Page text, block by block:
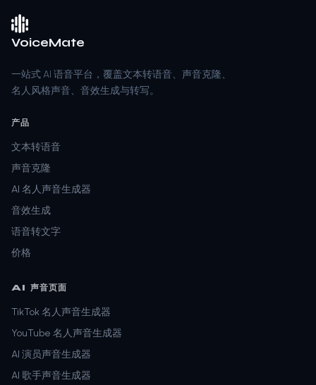
VoiceMate
一站式 AI 语音平台，覆盖文本转语音、声音克隆、
名人风格声音、音效生成与转写。
产品
文本转语音
声音克隆
AI 名人声音生成器
音效生成
语音转文字
价格
AI 声音页面
TikTok 名人声音生成器
YouTube 名人声音生成器
AI 演员声音生成器
AI 歌手声音生成器